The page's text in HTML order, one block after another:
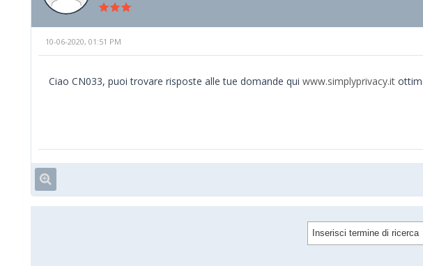
10-06-2020, 01:51 PM
Ciao CN033, puoi trovare risposte alle tue domande qui www.simplyprivacy.it